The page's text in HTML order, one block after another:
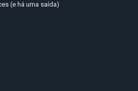
(e há uma saída)